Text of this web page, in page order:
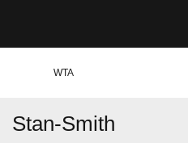
WTA
Stan-Smith